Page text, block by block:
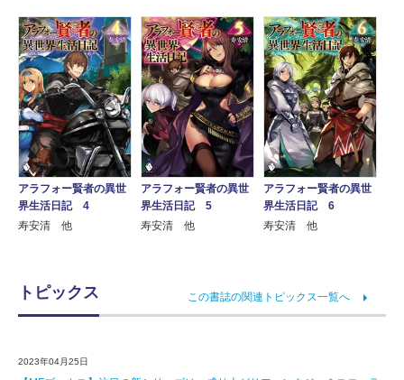
アラフォー賢者の異世
界生活日記 4
寿安清 他
アラフォー賢者の異世
界生活日記 5
寿安清 他
アラフォー賢者の異世
界生活日記 6
寿安清 他
トピックス この書誌の関連トピックス一覧へ
2023年04月25日